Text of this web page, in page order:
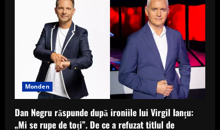
Monden
Dan Negru răspunde după ironiile lui Virgil Ianțu:
„Mi se rupe de toți”. De ce a refuzat titlul de